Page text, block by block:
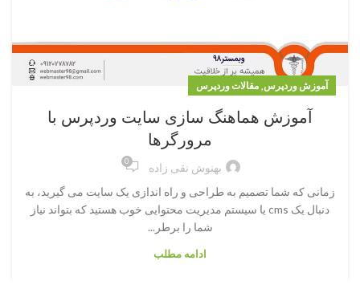
آموزش وردپرس, مقالات وردپرس
آموزش هماهنگ سازی سایت وردپرس با
مرورگرها
بهنوش نقی زاده 0
زمانی که شما تصمیم به طراحی و راه اندازی یک سایت می گیرید، به
دنبال یک cms یا سیستم مدیریت محتوایی خوب هستید که بتواند نیاز
شما را برطر...
ادامه مطلب